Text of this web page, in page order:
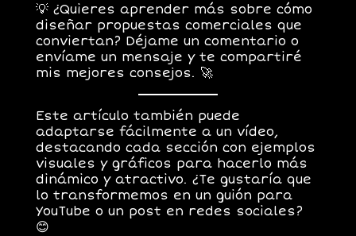
💡 ¿Quieres aprender más sobre cómo
diseñar propuestas comerciales que
conviertan? Déjame un comentario o
envíame un mensaje y te compartiré
mis mejores consejos. 🚀
Este artículo también puede
adaptarse fácilmente a un vídeo,
destacando cada sección con ejemplos
visuales y gráficos para hacerlo más
dinámico y atractivo. ¿Te gustaría que
lo transformemos en un guión para
YouTube o un post en redes sociales?
😊